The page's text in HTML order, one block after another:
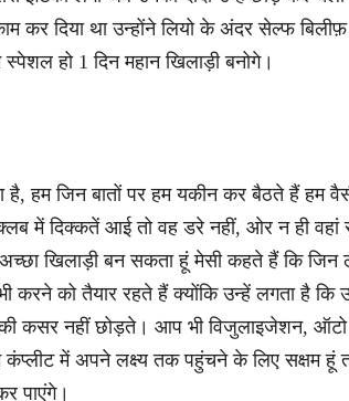
कर दिया था उन्होंने लियो के अंदर सेल्फ बिलीफ़
स्पेशल हो 1 दिन महान खिलाड़ी बनोगे।
है, हम जिन बातों पर हम यकीन कर बैठते हैं हम
में दिक्कतें आई तो वह डरे नहीं, ओर न ही
खिलाड़ी बन सकता हूं मेसी कहते हैं कि जिन
करने को तैयार रहते हैं क्योंकि उन्हें लगता है
की कसर नहीं छोड़ते। आप भी विजुलाइजेशन,
में अपने लक्ष्य तक पहुंचने के लिए सक्षम
पाएंगे।